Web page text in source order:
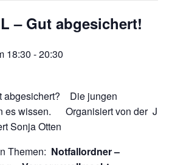
– Gut abgesichert!
18:30 -20:30
abgesichert? Die jungen
es wissen. Organisiert von der J
Sonja Otten
Themen: Notfallordner –